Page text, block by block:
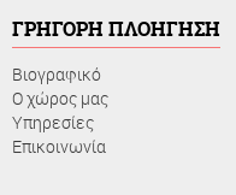
ΓΡΗΓΟΡΗ ΠΛΟΗΓΗΣΗ
Βιογραφικό
Ο χώρος μας
Υπηρεσίες
Επικοινωνία